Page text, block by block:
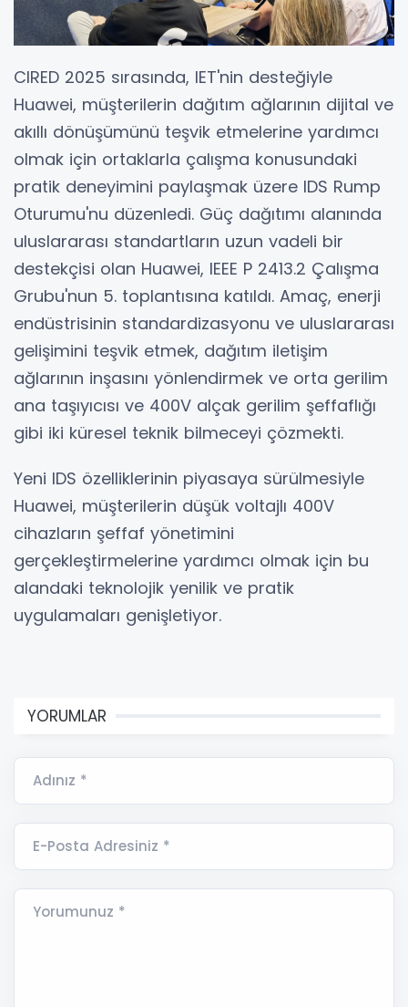
CIRED 2025 sırasında, IET'nin desteğiyle
Huawei, müşterilerin dağıtım ağlarının dijital ve
akıllı dönüşümünü teşvik etmelerine yardımcı
olmak için ortaklarla çalışma konusundaki
pratik deneyimini paylaşmak üzere IDS Rump
Oturumu'nu düzenledi. Güç dağıtımı alanında
uluslararası standartların uzun vadeli bir
destekçisi olan Huawei, IEEE P 2413.2 Çalışma
Grubu'nun 5. toplantısına katıldı. Amaç, enerji
endüstrisinin standardizasyonu ve uluslararası
gelişimini teşvik etmek, dağıtım iletişim
ağlarının inşasını yönlendirmek ve orta gerilim
ana taşıyıcısı ve 400V alçak gerilim şeffaflığı
gibi iki küresel teknik bilmeceyi çözmekti.
Yeni IDS özelliklerinin piyasaya sürülmesiyle
Huawei, müşterilerin düşük voltajlı 400V
cihazların şeffaf yönetimini
gerçekleştirmelerine yardımcı olmak için bu
alandaki teknolojik yenilik ve pratik
uygulamaları genişletiyor.
YORUMLAR
Adınız *
E-Posta Adresiniz *
Yorumunuz *